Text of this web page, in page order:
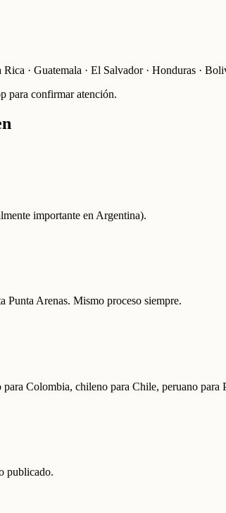
· Guatemala · El Salvador · Honduras ·
para confirmar atención.
importante en Argentina).
Punta Arenas. Mismo proceso siempre.
Colombia, chileno para Chile, peruano para
publicado.